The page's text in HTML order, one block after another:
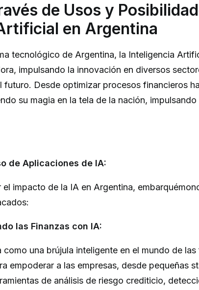
de Usos y
en Argentina
tecnológico de Argentina, la Inteligencia
impulsando la innovación en diversos
futuro. Desde optimizar procesos financieros
su magia en la tela de la nación,
de Aplicaciones de IA:
el impacto de la IA en Argentina,
las Finanzas con IA:
una brújula inteligente en el mundo de las
empoderar a las empresas, desde pequeñas
de análisis de riesgo crediticio,